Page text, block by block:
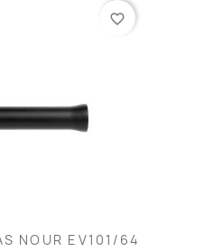
NOUR EV101/64
favorite_border